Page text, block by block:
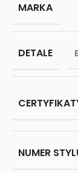
MARKA
DETALE
NUMER